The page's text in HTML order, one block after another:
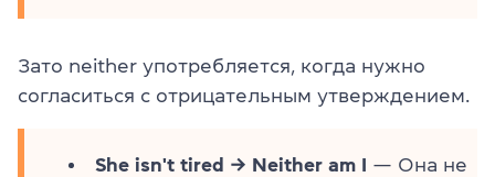
Зато neither употребляется, когда нужно
согласиться с отрицательным утверждением.
She isn't tired → Neither am I
— Она не